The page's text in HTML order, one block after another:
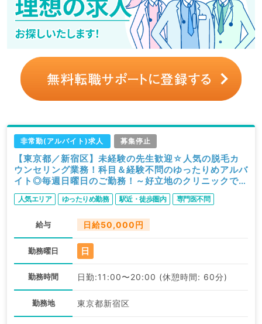
非常勤(アルバイト)求人 募集停止
【東京都／新宿区】未経験の先生歓迎☆人気の脱毛カ
ウンセリング業務！科目＆経験不問のゆったりめアルバ
イト◎毎週日曜日のご勤務！～好立地のクリニックです
～（科目不問／非常勤）
人気エリア ゆったりめ勤務 駅近・徒歩圏内 専門医不問
給与 日給50,000円
勤務曜日 日
勤務時間 日勤:11:00〜20:00 (休憩時間: 60分)
勤務地 東京都新宿区